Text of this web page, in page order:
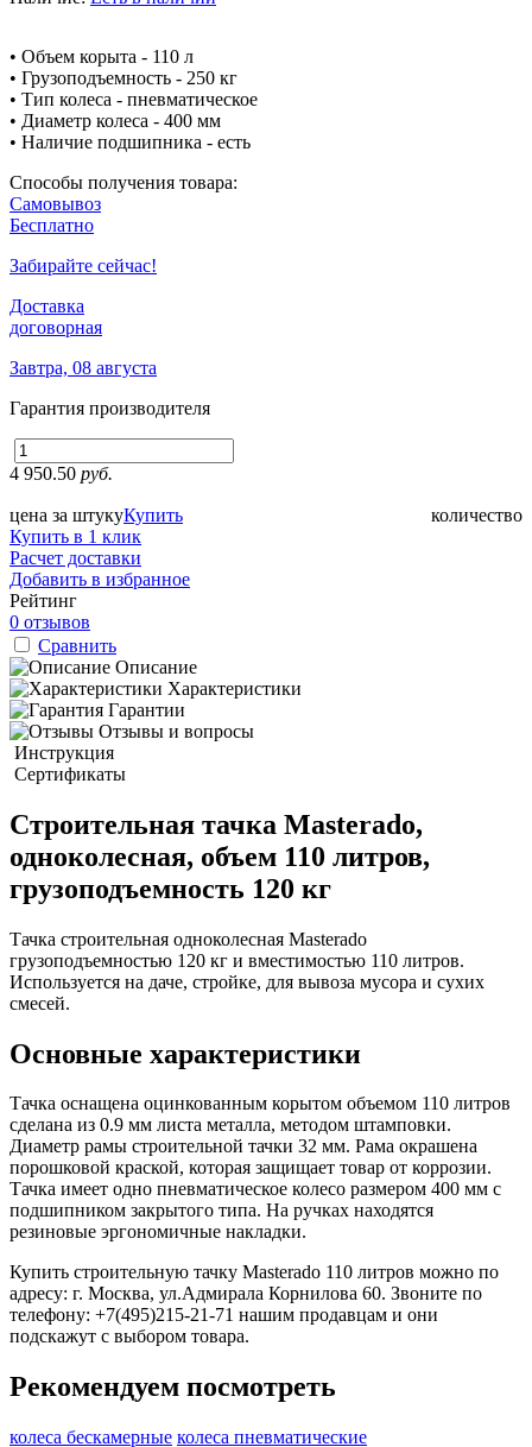
• Объем корыта - 110 л
• Грузоподъемность - 250 кг
• Тип колеса - пневматическое
• Диаметр колеса - 400 мм
• Наличие подшипника - есть
Способы получения товара:
Самовывоз
Бесплатно
Забирайте сейчас!
Доставка
договорная
Завтра, 08 августа
Гарантия производителя
4 950.50 руб.
цена за штуку количество
Купить
Купить в 1 клик
Расчет доставки
Добавить в избранное
Рейтинг
0 отзывов
Сравнить
Описание
Характеристики
Гарантии
Отзывы и вопросы
Инструкция
Сертификаты
Строительная тачка Masterado,
одноколесная, объем 110 литров,
грузоподъемность 120 кг
Тачка строительная одноколесная Masterado
грузоподъемностью 120 кг и вместимостью 110 литров.
Используется на даче, стройке, для вывоза мусора и сухих
смесей.
Основные характеристики
Тачка оснащена оцинкованным корытом объемом 110 литров
сделана из 0.9 мм листа металла, методом штамповки.
Диаметр рамы строительной тачки 32 мм. Рама окрашена
порошковой краской, которая защищает товар от коррозии.
Тачка имеет одно пневматическое колесо размером 400 мм с
подшипником закрытого типа. На ручках находятся
резиновые эргономичные накладки.
Купить строительную тачку Masterado 110 литров можно по
адресу: г. Москва, ул.Адмирала Корнилова 60. Звоните по
телефону: +7(495)215-21-71 нашим продавцам и они
подскажут с выбором товара.
Рекомендуем посмотреть
колеса бескамерные колеса пневматические